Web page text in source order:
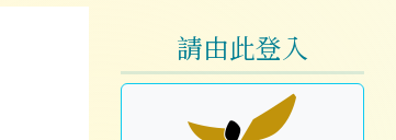
右邊區域內容
請由此登入